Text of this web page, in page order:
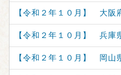
【令和２年１０月】 大
【令和２年１０月】 兵
【令和２年１０月】 岡